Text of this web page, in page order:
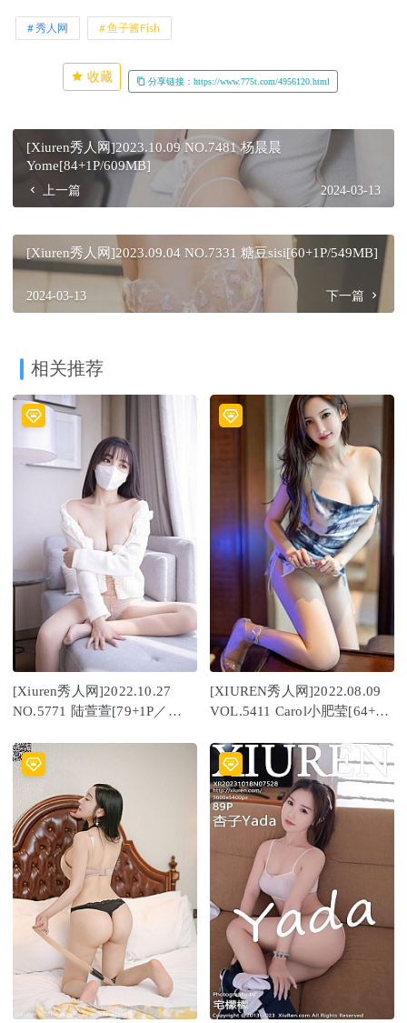
秀人网 鱼子酱Fish
收藏 分享链接：https://www.775t.com/4956120.html
[Xiuren秀人网]2023.10.09 NO.7481 杨晨晨
Yome[84+1P/609MB]
上一篇 2024-03-13
[Xiuren秀人网]2023.09.04 NO.7331 糖豆sisi[60+1P/549MB]
2024-03-13 下一篇
相关推荐
[Xiuren秀人网]2022.10.27
NO.5771 陆萱萱[79+1P／
[XIUREN秀人网]2022.08.09
VOL.5411 Carol小肥莹[64+1P